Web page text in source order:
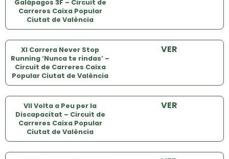
Galápagos 3F – Circuit de
Carreres Caixa Popular
Ciutat de València
XI Carrera Never Stop
Running ‘Nunca te rindas’ –
Circuit de Carreres Caixa
Popular Ciutat de València
VER
VII Volta a Peu per la
Discapacitat – Circuit de
Carreres Caixa Popular
Ciutat de València
VER